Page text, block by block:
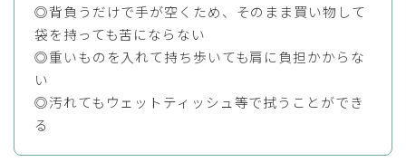
◎背負うだけで手が空くため、そのまま買い物して
袋を持っても苦にならない
◎重いものを入れて持ち歩いても肩に負担かからな
い
◎汚れてもウェットティッシュ等で拭うことができ
る